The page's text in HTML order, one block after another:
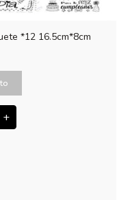
*12 16.5cm*8cm
+